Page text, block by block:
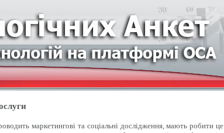
маркетингові та соціальні дослідження, мають робити це